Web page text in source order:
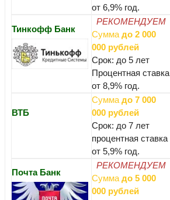
от 6,9% год.
Тинкофф Банк
РЕКОМЕНДУЕМ
Сумма до 2 000
000 рублей
Срок: до 5 лет
Процентная ставка
от 8,9% год.
ВТБ
Сумма до 7 000
000 рублей
Срок: до 7 лет
процентная ставка
от 5,9% год.
Почта Банк
РЕКОМЕНДУЕМ
Сумма до 5 000
000 рублей